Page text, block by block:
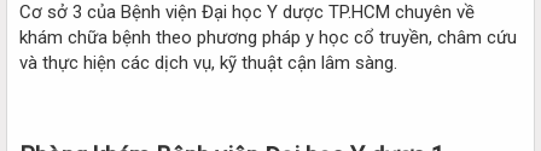
Cơ sở 3 của Bệnh viện Đại học Y dược TP.HCM chuyên về
khám chữa bệnh theo phương pháp y học cổ truyền, châm cứu
và thực hiện các dịch vụ, kỹ thuật cận lâm sàng.